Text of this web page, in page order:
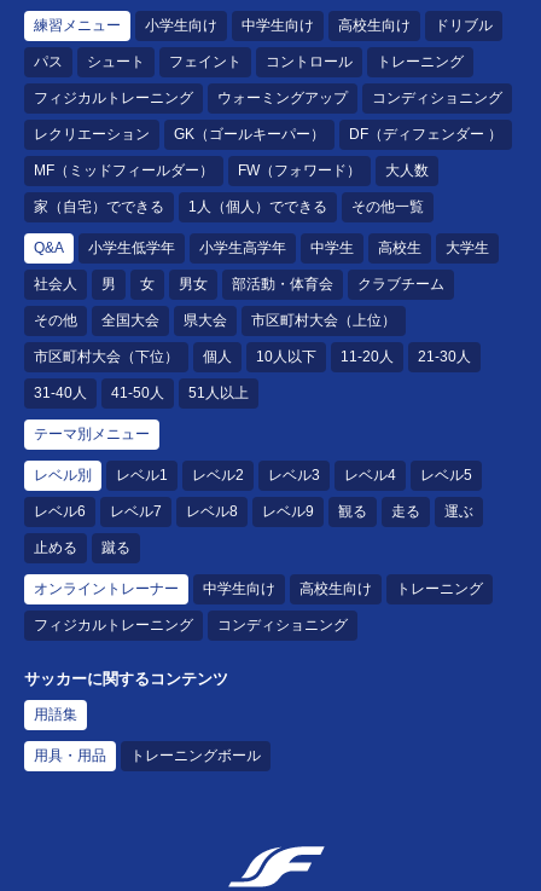
練習メニュー 小学生向け 中学生向け 高校生向け ドリブル
パス シュート フェイント コントロール トレーニング
フィジカルトレーニング ウォーミングアップ コンディショニング
レクリエーション GK（ゴールキーパー） DF（ディフェンダー ）
MF（ミッドフィールダー） FW（フォワード） 大人数
家（自宅）でできる 1人（個人）でできる その他一覧
Q&A 小学生低学年 小学生高学年 中学生 高校生 大学生
社会人 男 女 男女 部活動・体育会 クラブチーム
その他 全国大会 県大会 市区町村大会（上位）
市区町村大会（下位） 個人 10人以下 11-20人 21-30人
31-40人 41-50人 51人以上
テーマ別メニュー
レベル別 レベル1 レベル2 レベル3 レベル4 レベル5
レベル6 レベル7 レベル8 レベル9 観る 走る 運ぶ
止める 蹴る
オンライントレーナー 中学生向け 高校生向け トレーニング
フィジカルトレーニング コンディショニング
サッカーに関するコンテンツ
用語集
用具・用品 トレーニングボール